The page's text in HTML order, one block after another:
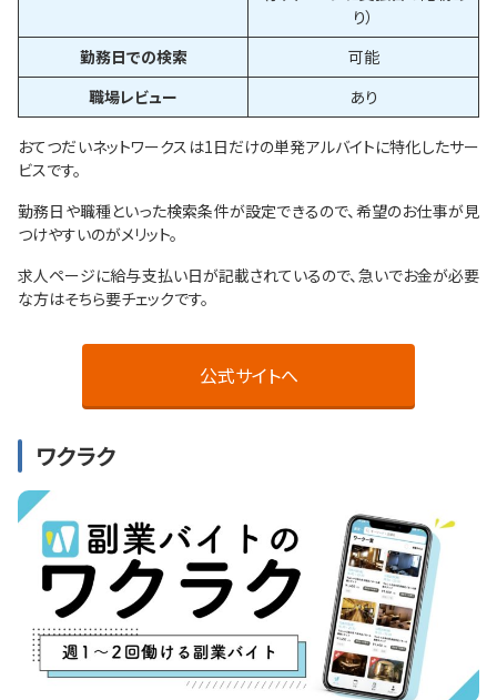
り）
勤務日での検索
可能
職場レビュー
あり
おてつだいネットワークスは1日だけの単発アルバイトに特化したサー
ビスです。
勤務日や職種といった検索条件が設定できるので、希望のお仕事が見
つけやすいのがメリット。
求人ページに給与支払い日が記載されているので、急いでお金が必要
な方はそちら要チェックです。
公式サイトへ
ワクラク